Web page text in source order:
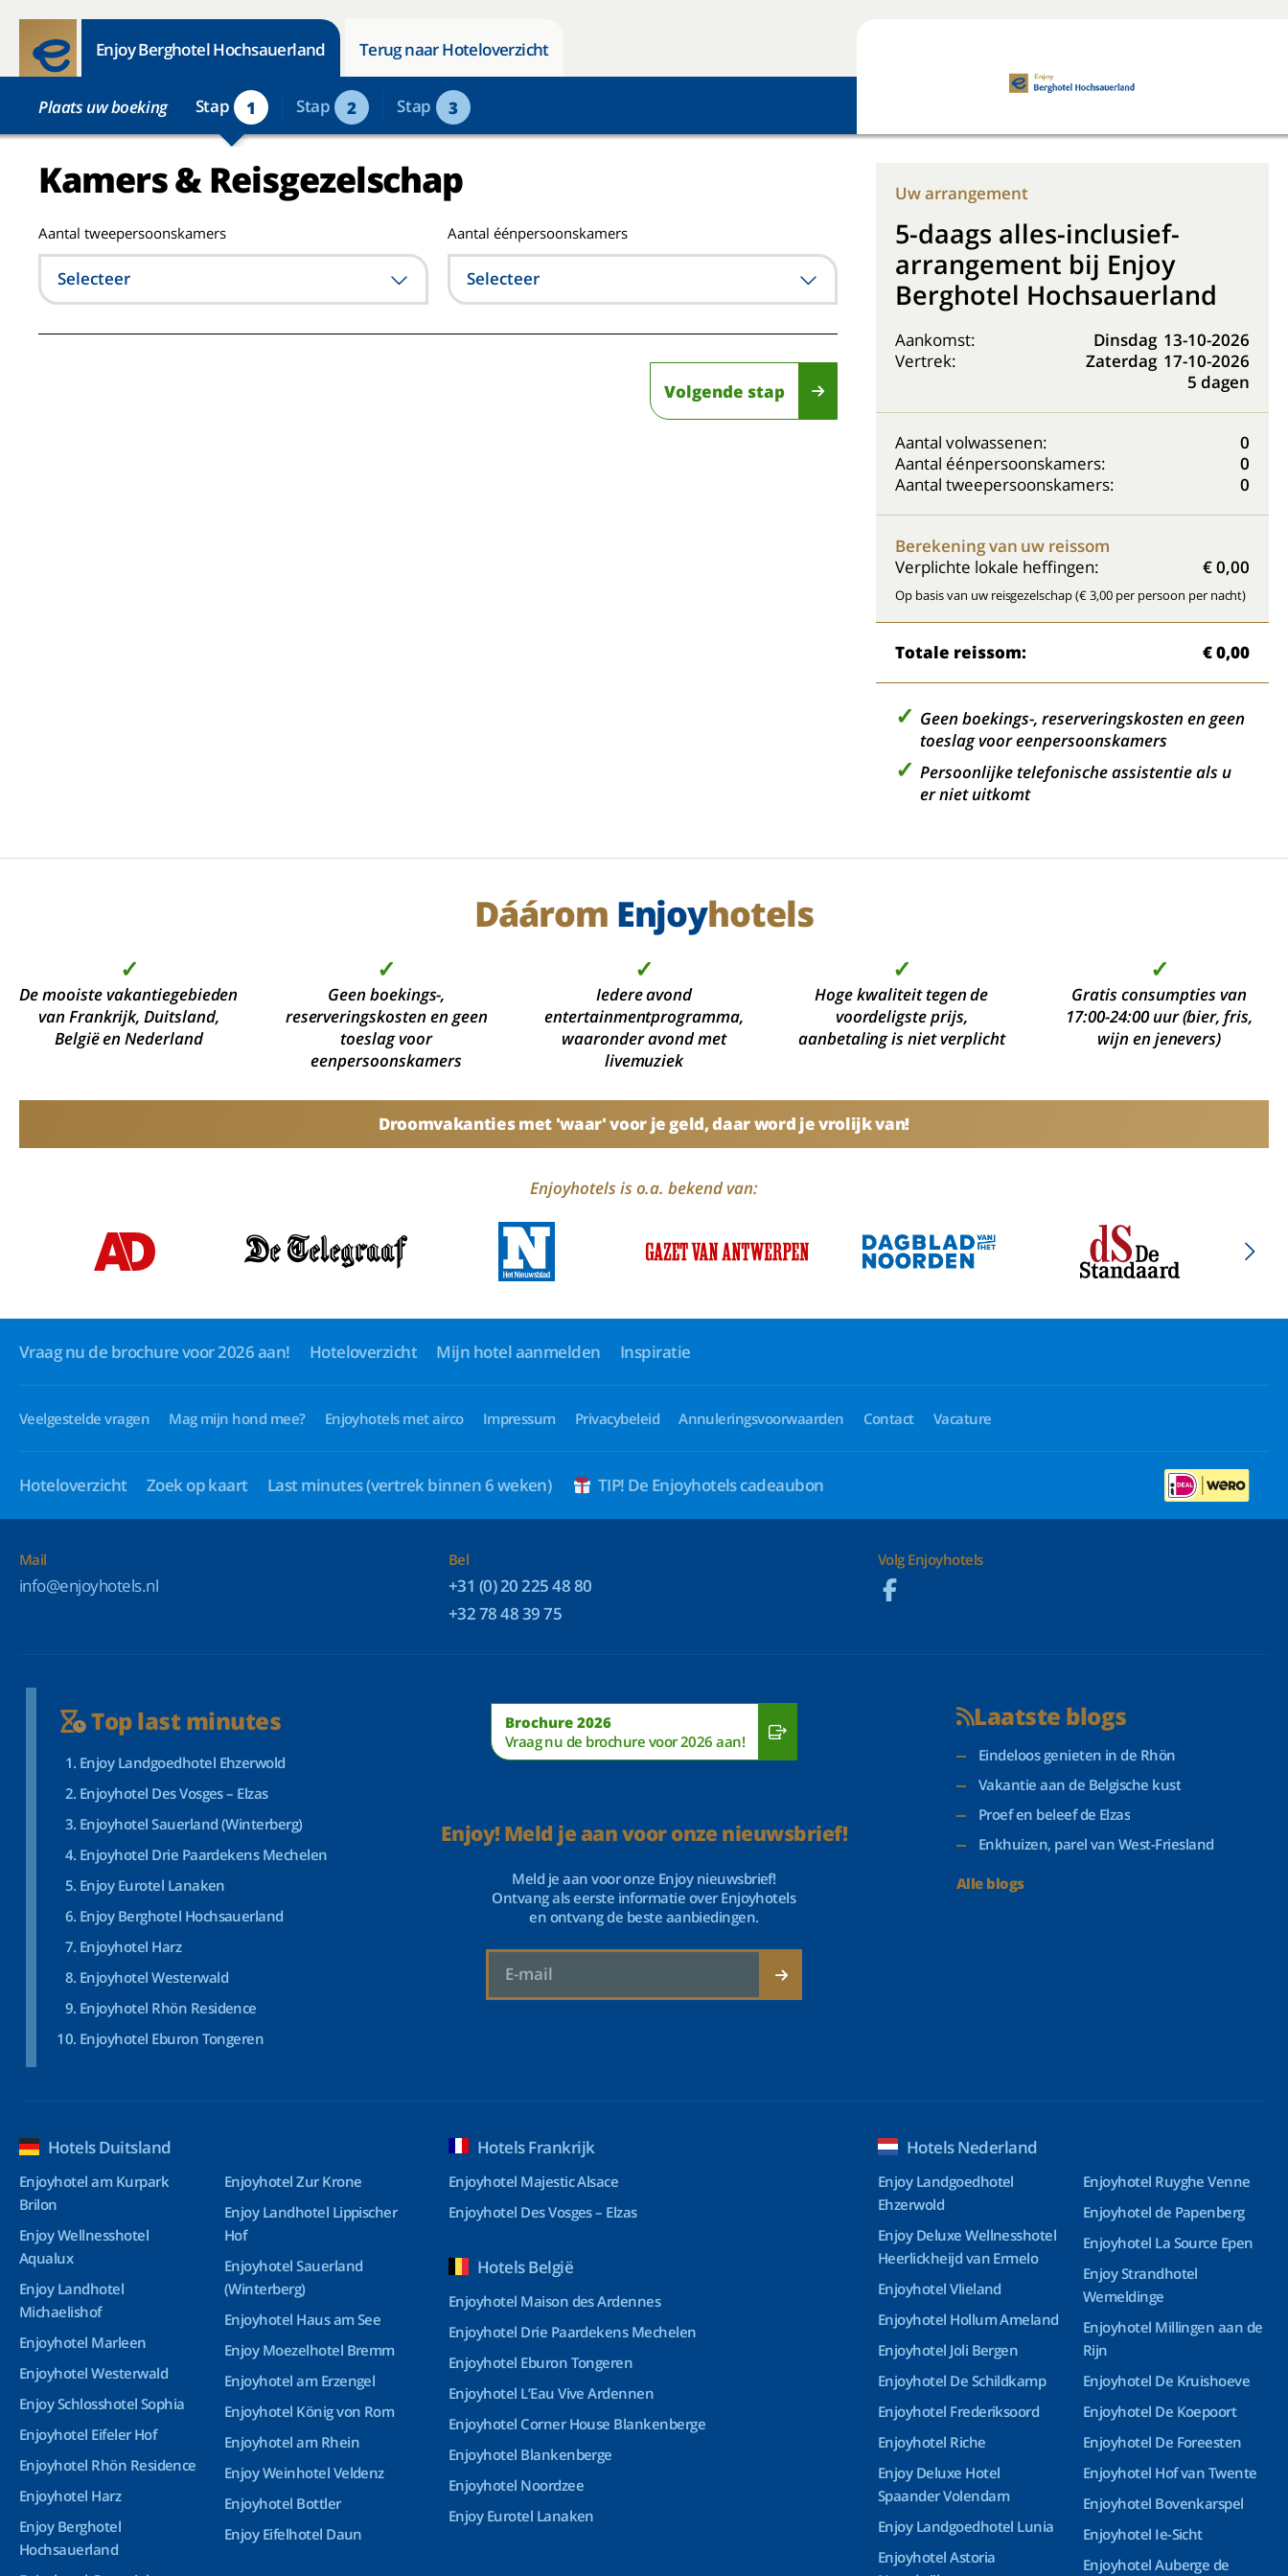
Enjoy Berghotel Hochsauerland Terug naar Hoteloverzicht
Plaats uw boeking Stap 1 Stap 2 Stap 3
Kamers & Reisgezelschap
Aantal tweepersoonskamers
Selecteer
Aantal éénpersoonskamers
Selecteer
Volgende stap
Uw arrangement
5-daags alles-inclusief-
arrangement bij Enjoy
Berghotel Hochsauerland
Aankomst: Dinsdag 13-10-2026
Vertrek:
Zaterdag 17-10-2026
5 dagen
Aantal volwassenen:
0
Aantal éénpersoonskamers:
0
Aantal tweepersoonskamers:
0
Berekening van uw reissom
Verplichte lokale heffingen:
€ 0,00
Op basis van uw reisgezelschap (€ 3,00 per persoon per nacht)
Totale reissom: € 0,00
Geen boekings-, reserveringskosten en geen
toeslag voor eenpersoonskamers
Persoonlijke telefonische assistentie als u
er niet uitkomt
Dáárom Enjoyhotels
✓
De mooiste vakantiegebieden
van Frankrijk, Duitsland,
België en Nederland
✓
Geen boekings-,
reserveringskosten en geen
toeslag voor
eenpersoonskamers
✓
Iedere avond
entertainmentprogramma,
waaronder avond met
livemuziek
✓
Hoge kwaliteit tegen de
voordeligste prijs,
aanbetaling is niet verplicht
✓
Gratis consumpties van
17:00-24:00 uur (bier, fris,
wijn en jenevers)
Droomvakanties met 'waar' voor je geld, daar word je vrolijk van!
Enjoyhotels is o.a. bekend van:
Vraag nu de brochure voor 2026 aan! Hoteloverzicht Mijn hotel aanmelden Inspiratie
Veelgestelde vragen Mag mijn hond mee? Enjoyhotels met airco Impressum Privacybeleid Annuleringsvoorwaarden Contact Vacature
Hoteloverzicht Zoek op kaart Last minutes(vertrek binnen 6 weken) TIP! De Enjoyhotels cadeaubon
Mail
info@enjoyhotels.nl
Bel
+31 (0) 20 225 48 80
+32 78 48 39 75
Volg Enjoyhotels
Top last minutes
Enjoy Landgoedhotel Ehzerwold
Enjoyhotel Des Vosges – Elzas
Enjoyhotel Sauerland (Winterberg)
Enjoyhotel Drie Paardekens Mechelen
Enjoy Eurotel Lanaken
Enjoy Berghotel Hochsauerland
Enjoyhotel Harz
Enjoyhotel Westerwald
Enjoyhotel Rhön Residence
Enjoyhotel Eburon Tongeren
Brochure 2026
Vraag nu de brochure voor 2026 aan!
Enjoy! Meld je aan voor onze nieuwsbrief!
Meld je aan voor onze Enjoy nieuwsbrief!
Ontvang als eerste informatie over Enjoyhotels
en ontvang de beste aanbiedingen.
Laatste blogs
Eindeloos genieten in de Rhön
Vakantie aan de Belgische kust
Proef en beleef de Elzas
Enkhuizen, parel van West-Friesland
Alle blogs
Hotels Duitsland
Enjoyhotel am Kurpark
Brilon
Enjoy Wellnesshotel
Aqualux
Enjoy Landhotel
Michaelishof
Enjoyhotel Marleen
Enjoyhotel Westerwald
Enjoy Schlosshotel Sophia
Enjoyhotel Eifeler Hof
Enjoyhotel Rhön Residence
Enjoyhotel Harz
Enjoy Berghotel
Hochsauerland
Enjoyhotel Zur Krone
Enjoy Landhotel Lippischer
Hof
Enjoyhotel Sauerland
(Winterberg)
Enjoyhotel Haus am See
Enjoy Moezelhotel Bremm
Enjoyhotel am Erzengel
Enjoyhotel König von Rom
Enjoyhotel am Rhein
Enjoy Weinhotel Veldenz
Enjoyhotel Bottler
Enjoy Eifelhotel Daun
Hotels Frankrijk
Enjoyhotel Majestic Alsace
Enjoyhotel Des Vosges – Elzas
Hotels België
Enjoyhotel Maison des Ardennes
Enjoyhotel Drie Paardekens Mechelen
Enjoyhotel Eburon Tongeren
Enjoyhotel L’Eau Vive Ardennen
Enjoyhotel Corner House Blankenberge
Enjoyhotel Blankenberge
Enjoyhotel Noordzee
Enjoy Eurotel Lanaken
Hotels Nederland
Enjoy Landgoedhotel
Ehzerwold
Enjoy Deluxe Wellnesshotel
Heerlickheijd van Ermelo
Enjoyhotel Vlieland
Enjoyhotel Hollum Ameland
Enjoyhotel Joli Bergen
Enjoyhotel De Schildkamp
Enjoyhotel Frederiksoord
Enjoyhotel Riche
Enjoy Deluxe Hotel
Spaander Volendam
Enjoy Landgoedhotel Lunia
Enjoyhotel Astoria
Enjoyhotel Ruyghe Venne
Enjoyhotel de Papenberg
Enjoyhotel La Source Epen
Enjoy Strandhotel
Wemeldinge
Enjoyhotel Millingen aan de
Rijn
Enjoyhotel De Kruishoeve
Enjoyhotel De Koepoort
Enjoyhotel De Foreesten
Enjoyhotel Hof van Twente
Enjoyhotel Bovenkarspel
Enjoyhotel Ie-Sicht
Enjoyhotel Auberge de